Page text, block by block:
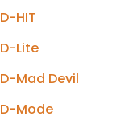
D-HIT
D-Lite
D-Mad Devil
D-Mode